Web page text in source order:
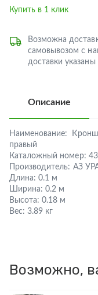
Купить в 1 клик
Возможна
самовывозом с
доставки указаны
Описание
Наименование:
правый
Каталожный номер:
Производитель: АЗ
Длина: 0.1 м
Ширина: 0.2 м
Высота: 0.18 м
Вес: 3.89 кг
Возможно,